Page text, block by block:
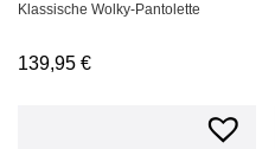
Klassische Wolky-Pantolette
139,95 €